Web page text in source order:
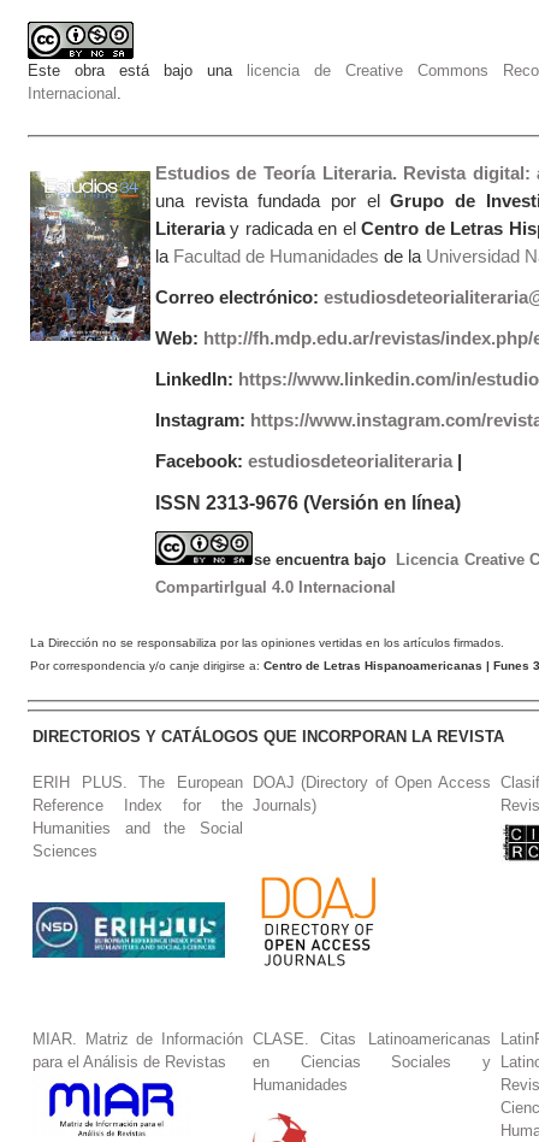
Este obra está bajo una
licencia de Creative Commons
Internacional
Estudios de Teoría Literaria. Revista
una revista fundada por elGrupo de
Literariay radicada en elCentro de Letras
la Facultad de Humanidades de laUniversidad
Correo electrónico:
Web: http://fh.mdp.edu.ar/revistas/index.php/
LinkedIn: https://www.linkedin.com/in/
Instagram: https://www.instagram.com/
Facebook: estudiosdeteorialiteraria|
ISSN 2313-9676 (Versión en línea)
se encuentra bajo
Licencia Creative
CompartirIgual 4.0 Internacional
La Dirección no se responsabiliza por las opiniones vertidas en los artículos firmados.
Por correspondencia y/o canje dirigirse a: Centro de Letras Hispanoamericanas | Funes
DIRECTORIOS Y CATÁLOGOS QUE INCORPORAN LA REVISTA
ERIH PLUS. The European
Reference Index for the
Humanities and the Social
Sciences
DOAJ (Directory of Open Access
Journals)
MIAR. Matriz de Información
para el Análisis de Revistas
CLASE. Citas Latinoamericanas
en Ciencias Sociales y
Humanidades